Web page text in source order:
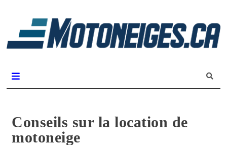
Conseils sur la location de
motoneige